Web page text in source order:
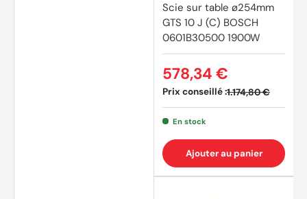
Scie sur table ø254mm
GTS 10 J (C) BOSCH
0601B30500 1900W
Prix conseillé :1.174,80 €
578,34 €
En stock
Ajouter au panier